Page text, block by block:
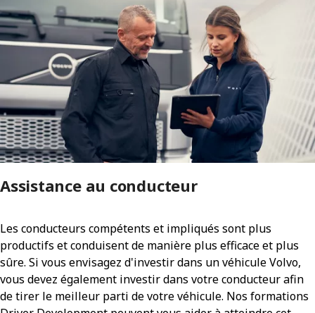
Assistance au conducteur
Les conducteurs compétents et impliqués sont plus
productifs et conduisent de manière plus efficace et plus
sûre. Si vous envisagez d'investir dans un véhicule Volvo,
vous devez également investir dans votre conducteur afin
de tirer le meilleur parti de votre véhicule. Nos formations